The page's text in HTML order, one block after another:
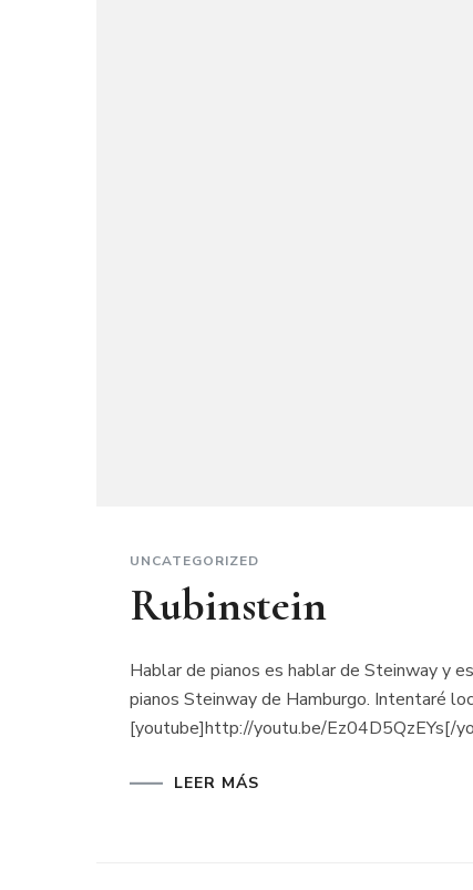
UNCATEGORIZED
Rubinstein
Hablar de pianos es hablar de Steinway y
pianos Steinway de Hamburgo. Intentaré
[youtube]http://youtu.be/Ez04D5QzEYs[/
LEER MÁS